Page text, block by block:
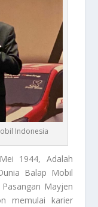
Indonesia
1944, Adalah
Balap Mobil
Mayjen
memulai karier